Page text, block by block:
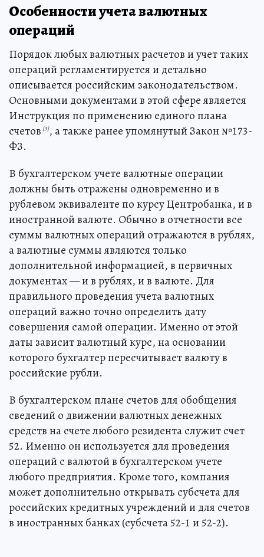
Особенности учета валютных
операций
Порядок любых валютных расчетов и учет таких
операций регламентируется и детально
описывается российским законодательством.
Основными документами в этой сфере является
Инструкция по применению единого плана
счетов [3], а также ранее упомянутый Закон №173-
ФЗ.
В бухгалтерском учете валютные операции
должны быть отражены одновременно и в
рублевом эквиваленте по курсу Центробанка, и в
иностранной валюте. Обычно в отчетности все
суммы валютных операций отражаются в рублях,
а валютные суммы являются только
дополнительной информацией, в первичных
документах — и в рублях, и в валюте. Для
правильного проведения учета валютных
операций важно точно определить дату
совершения самой операции. Именно от этой
даты зависит валютный курс, на основании
которого бухгалтер пересчитывает валюту в
российские рубли.
В бухгалтерском плане счетов для обобщения
сведений о движении валютных денежных
средств на счете любого резидента служит счет
52. Именно он используется для проведения
операций с валютой в бухгалтерском учете
любого предприятия. Кроме того, компания
может дополнительно открывать субсчета для
российских кредитных учреждений и для счетов
в иностранных банках (субсчета 52-1 и 52-2).